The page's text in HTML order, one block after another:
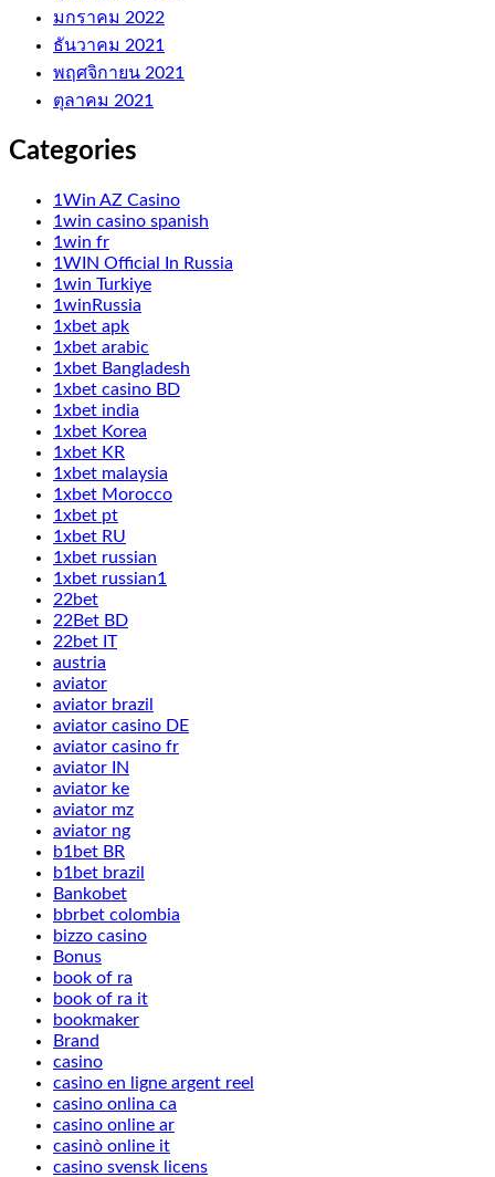
มกราคม 2022
ธันวาคม 2021
พฤศจิกายน 2021
ตุลาคม 2021
Categories
1Win AZ Casino
1win casino spanish
1win fr
1WIN Official In Russia
1win Turkiye
1winRussia
1xbet apk
1xbet arabic
1xbet Bangladesh
1xbet casino BD
1xbet india
1xbet Korea
1xbet KR
1xbet malaysia
1xbet Morocco
1xbet pt
1xbet RU
1xbet russian
1xbet russian1
22bet
22Bet BD
22bet IT
austria
aviator
aviator brazil
aviator casino DE
aviator casino fr
aviator IN
aviator ke
aviator mz
aviator ng
b1bet BR
b1bet brazil
Bankobet
bbrbet colombia
bizzo casino
Bonus
book of ra
book of ra it
bookmaker
Brand
casino
casino en ligne argent reel
casino onlina ca
casino online ar
casinò online it
casino svensk licens